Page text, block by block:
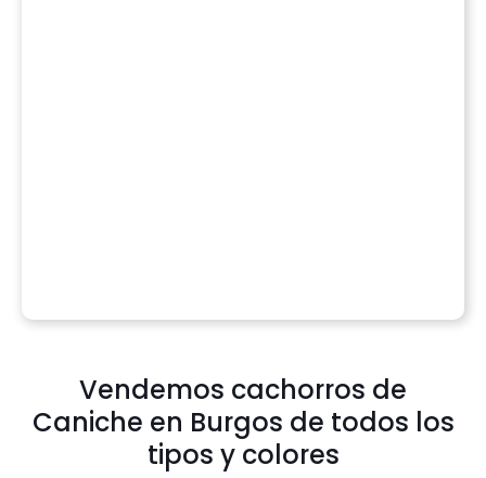
Vendemos cachorros de
Caniche en Burgos de todos los
tipos y colores